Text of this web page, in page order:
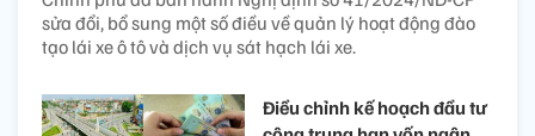
sửa đổi, bổ sung một số điều về quản lý hoạt động đào
tạo lái xe ô tô và dịch vụ sát hạch lái xe.
Điều chỉnh kế hoạch đầu tư